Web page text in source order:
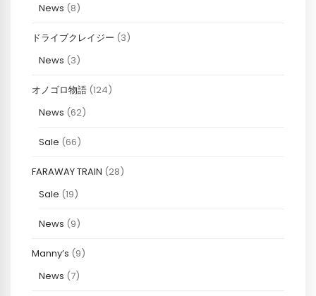
News (8)
ドライブクレイジー (3)
News (3)
オノゴロ物語 (124)
News (62)
Sale (66)
FARAWAY TRAIN (28)
Sale (19)
News (9)
Manny’s (9)
News (7)